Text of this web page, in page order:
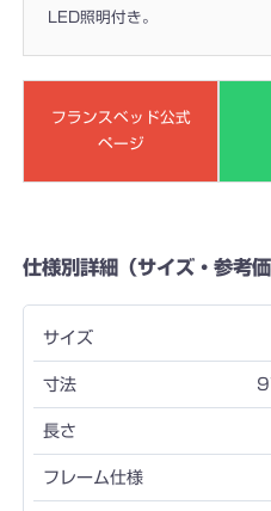
LED照明付き。
フランスベッド公式
ページ
仕様別詳細（サイズ・参考価